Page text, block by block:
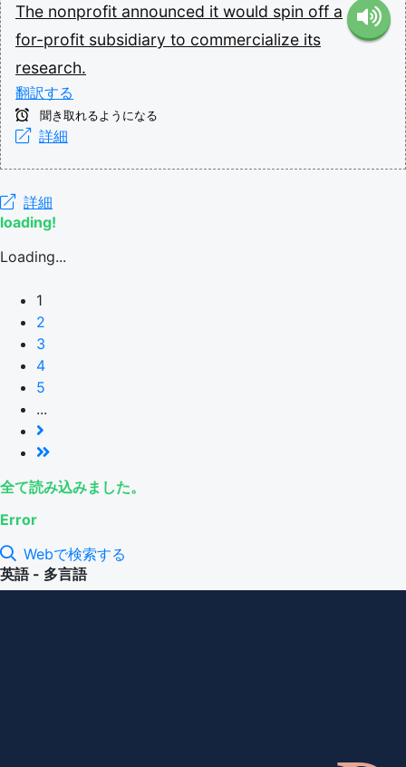
The nonprofit announced it would spin off a
for-profit subsidiary to commercialize its
research.
翻訳する
聞き取れるようになる
詳細
詳細
loading!
Loading...
1
2
3
4
5
...
全て読み込みました。
Error
Webで検索する
英語 - 多言語